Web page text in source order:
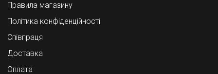
Правила магазину
Політика конфіденційності
Співпраця
Доставка
Оплата